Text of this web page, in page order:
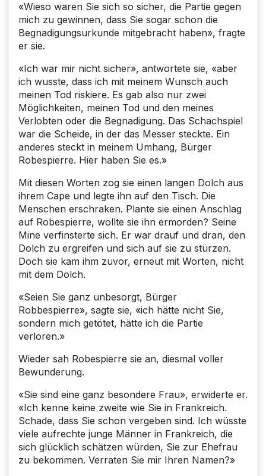
«Wieso waren Sie sich so sicher, die Partie gegen
mich zu gewinnen, dass Sie sogar schon die
Begnadigungsurkunde mitgebracht haben», fragte
er sie.
«Ich war mir nicht sicher», antwortete sie, «aber
ich wusste, dass ich mit meinem Wunsch auch
meinen Tod riskiere. Es gab also nur zwei
Möglichkeiten, meinen Tod und den meines
Verlobten oder die Begnadigung. Das Schachspiel
war die Scheide, in der das Messer steckte. Ein
anderes steckt in meinem Umhang, Bürger
Robespierre. Hier haben Sie es.»
Mit diesen Worten zog sie einen langen Dolch aus
ihrem Cape und legte ihn auf den Tisch. Die
Menschen erschraken. Plante sie einen Anschlag
auf Robespierre, wollte sie ihn ermorden? Seine
Mine verfinsterte sich. Er war drauf und dran, den
Dolch zu ergreifen und sich auf sie zu stürzen.
Doch sie kam ihm zuvor, erneut mit Worten, nicht
mit dem Dolch.
«Seien Sie ganz unbesorgt, Bürger
Robbespierre», sagte sie, «ich hätte nicht Sie,
sondern mich getötet, hätte ich die Partie
verloren.»
Wieder sah Robespierre sie an, diesmal voller
Bewunderung.
«Sie sind eine ganz besondere Frau», erwiderte er.
«Ich kenne keine zweite wie Sie in Frankreich.
Schade, dass Sie schon vergeben sind. Ich wüsste
viele aufrechte junge Männer in Frankreich, die
sich glücklich schätzen würden, Sie zur Ehefrau
zu bekommen. Verraten Sie mir Ihren Namen?»